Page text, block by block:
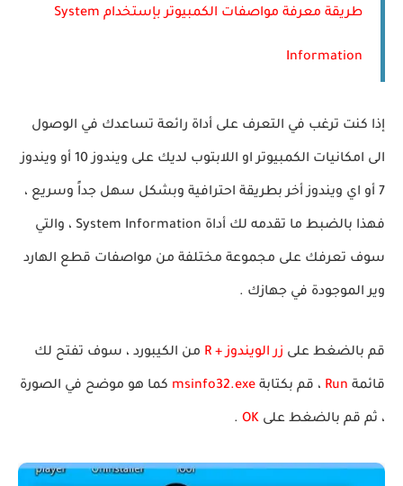
طريقة معرفة مواصفات الكمبيوتر بإستخدام System
Information
إذا كنت ترغب في التعرف على أداة رائعة تساعدك في الوصول
الى امكانيات الكمبيوتر او اللابتوب لديك على ويندوز 10 أو ويندوز
7 أو اي ويندوز أخر بطريقة احترافية وبشكل سهل جداً وسريع ،
فهذا بالضبط ما تقدمه لك أداة System Information ، والتي
سوف تعرفك على مجموعة مختلفة من مواصفات قطع الهارد
وير الموجودة في جهازك .
قم بالضغط على زر الويندوز + R من الكيبورد ، سوف تفتح لك
قائمة Run ، قم بكتابة msinfo32.exe كما هو موضح في الصورة
، ثم قم بالضغط على OK
.